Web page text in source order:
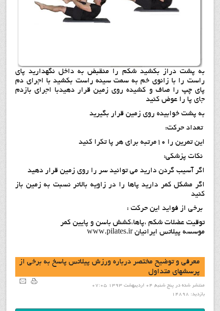
به پشت دراز بکشيد شکم را منقبض به داخل نگهداريد پاي
راست را با زانوي خم به سمت سينه راست بکشيد با اجراي دم
پاي چپ را صاف و کشيده روي زمين قرار دهيدبا اجراي بازدم
جاي پا را عوض کنيد
به پشت خوابيده روي زمين قرار بگيريد
تعداد حرکت:
اين تمرين را 10مرتبه براي هر پا تکرا کنيد
نکات پزشکي:
اگر آسيب گردن داريد مي توانيد سر را روي زمين قرار دهيد
اگر مشکل کمر داريد پاها را در زاويه بالاتر نسبت به زمين باز
کنيد
برخي از فواید این حرکت :
توقيت عضلات شکم ،پاها،کشش باسن و پايين کمر
موسسه پيلاتس ايرانيان www.pilates.ir
معرفی و توضیح مختصر درباره ورزش پیلاتس پاسخ به برخی از
پرسشهای متداول
منتشر شده در پنج شنبه, 04 ارديبهشت 1393 07:05
بازدید: 14898